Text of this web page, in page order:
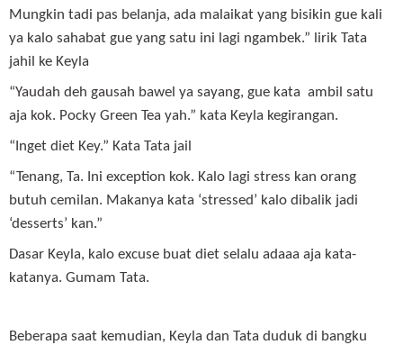
Mungkin tadi pas belanja, ada malaikat yang bisikin gue kali
ya kalo sahabat gue yang satu ini lagi ngambek.” lirik Tata
jahil ke Keyla
“Yaudah deh gausah bawel ya sayang, gue kata ambil satu
aja kok. Pocky Green Tea yah.” kata Keyla kegirangan.
“Inget diet Key.” Kata Tata jail
“Tenang, Ta. Ini exception kok. Kalo lagi stress kan orang
butuh cemilan. Makanya kata ‘stressed’ kalo dibalik jadi
‘desserts’ kan.”
Dasar Keyla, kalo excuse buat diet selalu adaaa aja kata-
katanya. Gumam Tata.
Beberapa saat kemudian, Keyla dan Tata duduk di bangku